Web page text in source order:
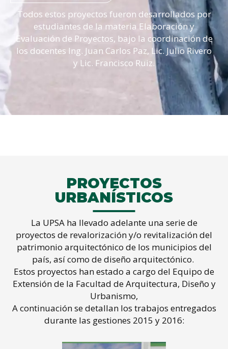
Todos estos proyectos fueron desarrollados por
estudiantes de la materia Elaboración y
Evaluación de Proyectos, bajo la coordinación de
los docentes Ing. Juan Carlos Paz, Lic. Julio Rivero
y Lic. Francisco Ruiz.
PROYECTOS
URBANÍSTICOS
La UPSA ha llevado adelante una serie de
proyectos de revalorización y/o revitalización del
patrimonio arquitectónico de los municipios del
país, así como de diseño arquitectónico.
Estos proyectos han estado a cargo del Equipo de
Extensión de la Facultad de Arquitectura, Diseño y
Urbanismo,
A continuación se detallan los trabajos entregados
durante las gestiones 2015 y 2016: